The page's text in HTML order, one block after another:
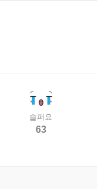
슬퍼요
63